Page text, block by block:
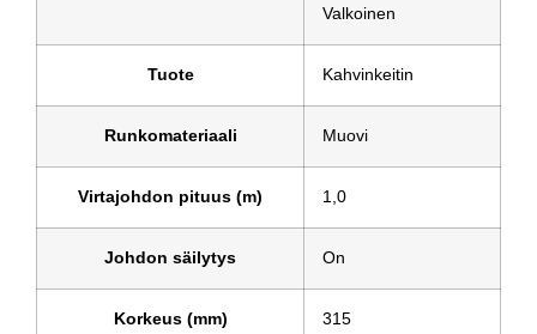
Valkoinen
Tuote Kahvinkeitin
Runkomateriaali Muovi
Virtajohdon pituus (m) 1,0
Johdon säilytys On
Korkeus (mm) 315